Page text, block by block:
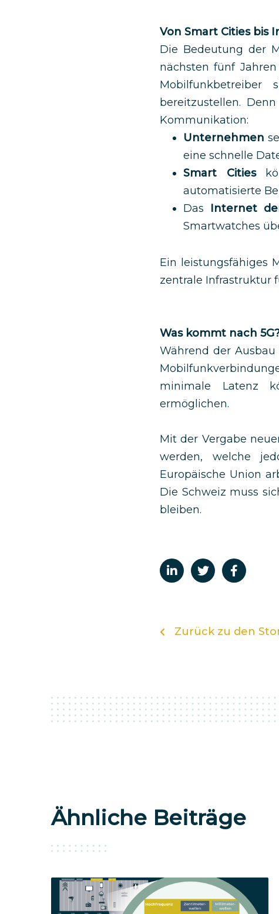
Von Smart Cities bis
Die Bedeutung der
nächsten fünf
bereitzustellen.
Kommunikation:
Unternehmen
eine schnelle
Smart Cities
automatisierte
Das Internet
Smartwatches
Ein leistungsfähiges
zentrale Infrastruktur
Was kommt nach
Während der
minimale Latenz
ermöglichen.
Mit der Vergabe
werden, welche
Europäische Union
Die Schweiz muss
bleiben.
Zurück zu den
Ähnliche Beiträge